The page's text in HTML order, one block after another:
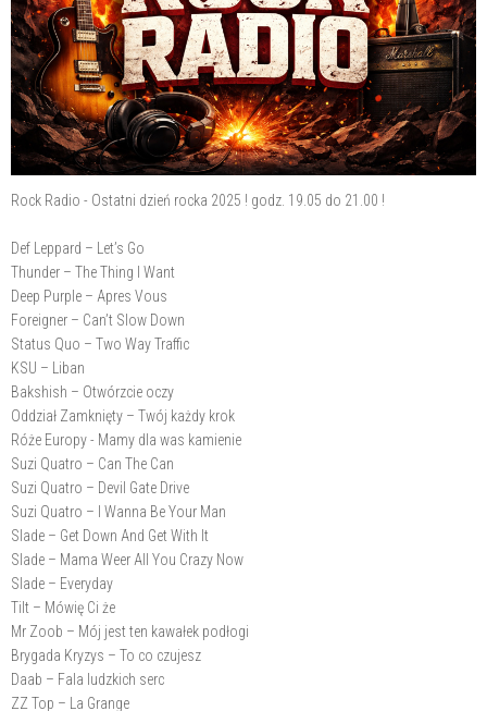
Rock Radio - Ostatni dzień rocka 2025 ! godz. 19.05 do 21.00 !
Def Leppard – Let’s Go
Thunder – The Thing I Want
Deep Purple – Apres Vous
Foreigner – Can’t Slow Down
Status Quo – Two Way Traffic
KSU – Liban
Bakshish – Otwórzcie oczy
Oddział Zamknięty – Twój każdy krok
Róże Europy - Mamy dla was kamienie
Suzi Quatro – Can The Can
Suzi Quatro – Devil Gate Drive
Suzi Quatro – I Wanna Be Your Man
Slade – Get Down And Get With It
Slade – Mama Weer All You Crazy Now
Slade – Everyday
Tilt – Mówię Ci że
Mr Zoob – Mój jest ten kawałek podłogi
Brygada Kryzys – To co czujesz
Daab – Fala ludzkich serc
ZZ Top – La Grange